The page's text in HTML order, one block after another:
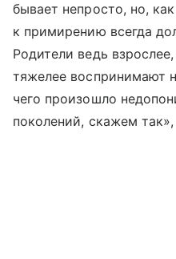
бывает непросто, но,
к примирению всегда
Родители ведь
тяжелее воспринимают
чего произошло
поколений, скажем